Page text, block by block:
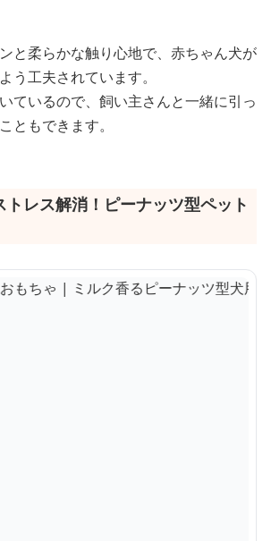
と柔らかな触り心地で、赤ちゃん犬が
う工夫されています。
ているので、飼い主さんと一緒に引っ
ともできます。
トレス解消！ピーナッツ型ペット